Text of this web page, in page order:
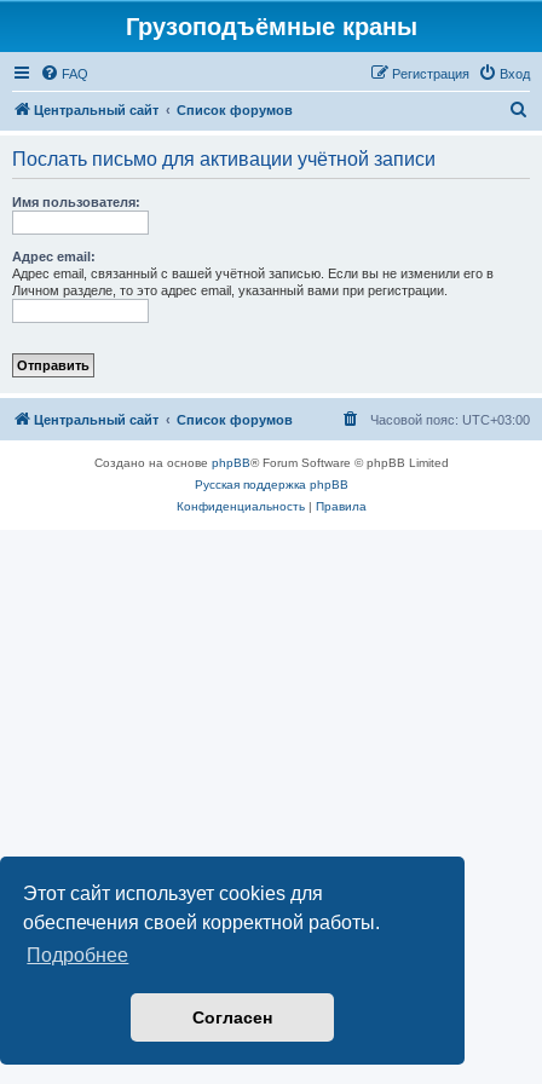
Этот сайт использует cookies для
обеспечения своей корректной работы.
Подробнее
Согласен
Грузоподъёмные краны
FAQ Вход
Регистрация
Центральный сайт Список форумов
Послать письмо для активации учётной записи
Имя пользователя:
Адрес email:
Адрес email, связанный с вашей учётной записью. Если вы не изменили его в
Личном разделе, то это адрес email, указанный вами при регистрации.
Центральный сайт Список форумов Часовой пояс: UTC+03:00
Создано на основе phpBB® Forum Software © phpBB Limited
Русская поддержка phpBB
Конфиденциальность| Правила